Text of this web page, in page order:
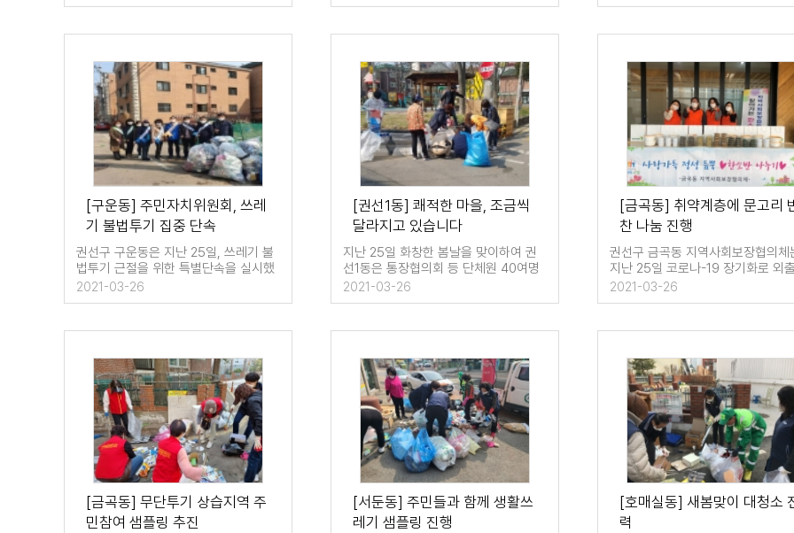
[구운동] 주민자치위원회, 쓰레
기 불법투기 집중 단속
권선구 구운동은 지난 25일, 쓰레기 불
법투기 근절을 위한 특별단속을 실시했
다. 이날 단속은 …
2021-03-26
[권선1동] 쾌적한 마을, 조금씩
달라지고 있습니다
지난 25일 화창한 봄날을 맞이하여 권
선1동은 통장협의회 등 단체원 40여명
과 함께 대청소를 실시했다. …
2021-03-26
[금곡동] 취약계층에 문고리
찬 나눔 진행
권선구 금곡동 지역사회보장협의체
지난 25일 코로나-19 장기화로 외
자제되는 상황에서 결식의 우려가 …
2021-03-26
[금곡동] 무단투기 상습지역 주
민참여 샘플링 추진
[서둔동] 주민들과 함께 생활쓰
레기 샘플링 진행
[호매실동] 새봄맞이 대청소
력